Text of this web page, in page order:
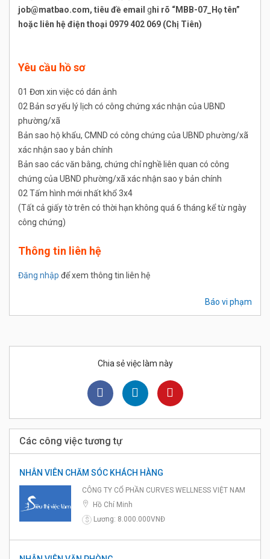
job@matbao.com, tiêu đề email g hi rõ “MBB-07_Họ tên”
hoặc liên hệ điện thoại 0979 402 069 (Chị Tiên)
Yêu cầu hồ sơ
01 Đơn xin việc có dán ảnh
02 Bản sơ yếu lý lịch có công chứng xác nhận của UBND
phường/xã
Bản sao hộ khẩu, CMND có công chứng của UBND phường/xã
xác nhận sao y bản chính
Bản sao các văn bằng, chứng chỉ nghề liên quan có công
chứng của UBND phường/xã xác nhận sao y bản chính
02 Tấm hình mới nhất khổ 3x4
(Tất cả giấy tờ trên có thời hạn không quá 6 tháng kể từ ngày
công chứng)
Thông tin liên hệ
Đăng nhập để xem thông tin liên hệ
Báo vi phạm
Chia sẻ việc làm này
Các công việc tương tự
NHÂN VIÊN CHĂM SÓC KHÁCH HÀNG
CÔNG TY CỔ PHẦN CURVES WELLNESS VIỆT NAM
Hồ Chí Minh
$
Lương: 8.000.000VNĐ